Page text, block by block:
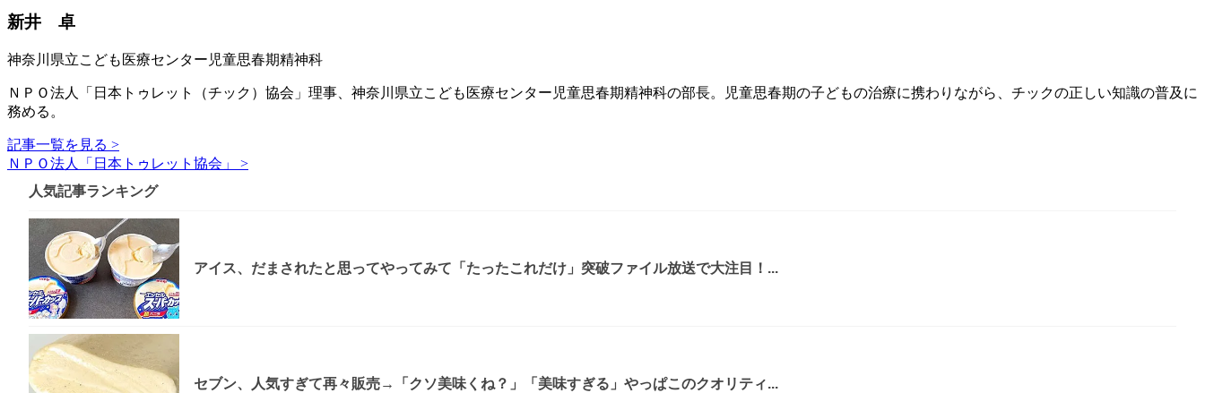
新井 卓
神奈川県立こども医療センター児童思春期精神科
ＮＰＯ法人「日本トゥレット（チック）協会」理事、神奈川県立こども医療センター児童思春期精神科の部長。児童思春期の子どもの治療に携わりながら、チックの正しい知識の普及に
務める。
記事一覧を見る >
ＮＰＯ法人「日本トゥレット協会」 >
人気記事ランキング
アイス、だまされたと思ってやってみて「たったこれだけ」突破ファイル放送で大注目！...
セブン、人気すぎて再々販売→「クソ美味くね？」「美味すぎる」やっぱこのクオリティ...